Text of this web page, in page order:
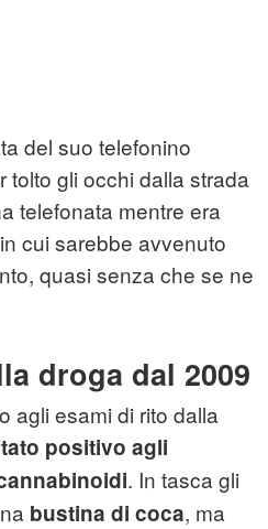
del suo telefonino
tolto gli occhi dalla strada
telefonata mentre era
cui sarebbe avvenuto
quasi senza che se ne
droga dal 2009
agli esami di rito dalla
positivo agli
. In tasca gli
bustina di coca, ma